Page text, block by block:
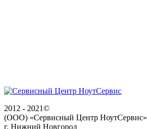
2012 - 2021©
(ООО) «Сервисный Центр НоутСервис»
г. Нижний Новгород